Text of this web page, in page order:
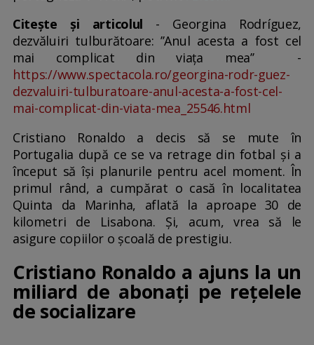
Citește și articolul - Georgina Rodríguez,
dezvăluiri tulburătoare: ’’Anul acesta a fost cel
mai complicat din viața mea’’ -
https://www.spectacola.ro/georgina-rodr-guez-
dezvaluiri-tulburatoare-anul-acesta-a-fost-cel-
mai-complicat-din-viata-mea_25546.html
Cristiano Ronaldo a decis să se mute în
Portugalia după ce se va retrage din fotbal și a
început să își planurile pentru acel moment. În
primul rând, a cumpărat o casă în localitatea
Quinta da Marinha, aflată la aproape 30 de
kilometri de Lisabona. Și, acum, vrea să le
asigure copiilor o școală de prestigiu.
Cristiano Ronaldo a ajuns la un
miliard de abonaţi pe reţelele
de socializare